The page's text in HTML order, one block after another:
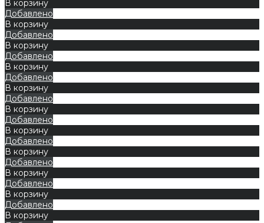
В корзину
Добавлено
В корзину
Добавлено
В корзину
Добавлено
В корзину
Добавлено
В корзину
Добавлено
В корзину
Добавлено
В корзину
Добавлено
В корзину
Добавлено
В корзину
Добавлено
В корзину
Добавлено
В корзину